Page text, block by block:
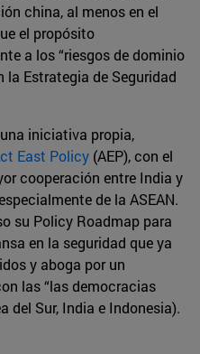
china, al menos en el
el propósito
a los “riesgos de dominio
la Estrategia de Seguridad
iniciativa propia,
East Policy (AEP), con el
cooperación entre India y
de la ASEAN.
su Policy Roadmap para
en la seguridad que ya
y aboga por un
las “las democracias
del Sur, India e Indonesia).